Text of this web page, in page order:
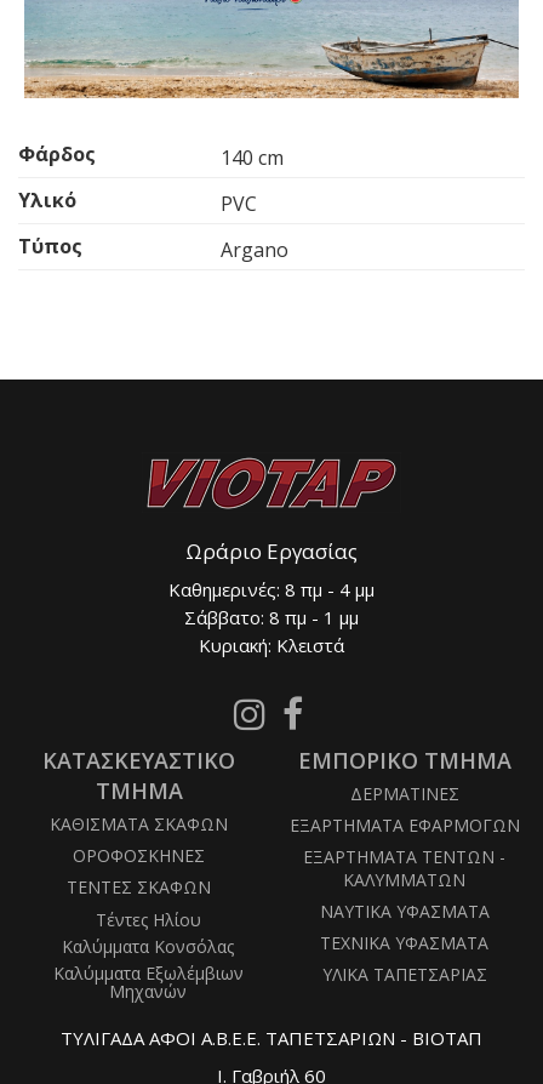
Φάρδος
140 cm
Υλικό
PVC
Τύπος
Argano
Ωράριο Εργασίας
Καθημερινές: 8 πμ - 4 μμ
Σάββατο: 8 πμ - 1 μμ
Κυριακή: Κλειστά
Follow
on
Facebook
ΚΑΤΑΣΚΕΥΑΣΤΙΚΟ
ΤΜΗΜΑ
ΚΑΘΙΣΜΑΤΑ ΣΚΑΦΩΝ
ΟΡΟΦΟΣΚΗΝΕΣ
ΤΕΝΤΕΣ ΣΚΑΦΩΝ
Τέντες Ηλίου
Καλύμματα Κονσόλας
Καλύμματα Εξωλέμβιων
Μηχανών
ΕΜΠΟΡΙΚΟ ΤΜΗΜΑ
ΔΕΡΜΑΤΙΝΕΣ
ΕΞΑΡΤΗΜΑΤΑ ΕΦΑΡΜΟΓΩΝ
ΕΞΑΡΤΗΜΑΤΑ ΤΕΝΤΩΝ -
ΚΑΛΥΜΜΑΤΩΝ
ΝΑΥΤΙΚΑ ΥΦΑΣΜΑΤΑ
ΤΕΧΝΙΚΑ ΥΦΑΣΜΑΤΑ
ΥΛΙΚΑ ΤΑΠΕΤΣΑΡΙΑΣ
ΤΥΛΙΓΑΔΑ ΑΦΟΙ Α.Β.Ε.Ε. ΤΑΠΕΤΣΑΡΙΩΝ - ΒΙΟΤΑΠ
Ι. Γαβριήλ 60